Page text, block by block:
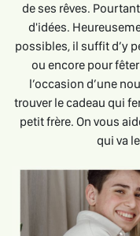
de ses rêves.
d'idées.
possibles, il suffit d’y
ou encore pour
l’occasion d’une
trouver le cadeau qui
petit frère. On vous
qui va